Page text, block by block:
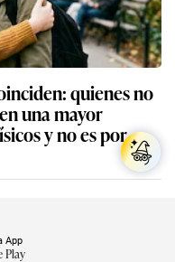
quienes no
una mayor
y no es por
App
Play